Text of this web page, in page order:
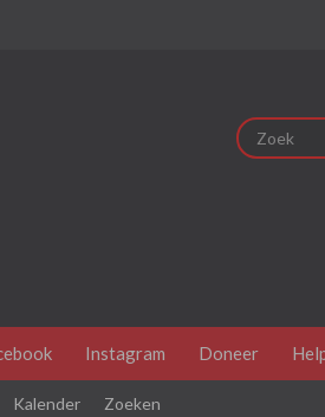
Instagram Doneer
Kalender Zoeken